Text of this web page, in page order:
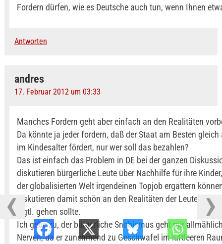
Fordern dürfen, wie es Deutsche auch tun, wenn Ihnen
Antworten
andres
17. Februar 2012 um 03:33
Manches Fordern geht aber einfach an den Realitäten
Da könnte ja jeder fordern, daß der Staat am Besten gleich
im Kindesalter fördert, nur wer soll das bezahlen?
Das ist einfach das Problem in DE bei der ganzen
diskutieren bürgerliche Leute über Nachhilfe für ihre
der globalisierten Welt irgendeinen Topjob ergattern
diskutieren damit schön an den Realitäten der Leute
eigtl. gehen sollte.
Ich gebe zu, der bürgerliche Snobismus geht mir
Nerven, da er zunehmend zu Geschwafel im luftleeren